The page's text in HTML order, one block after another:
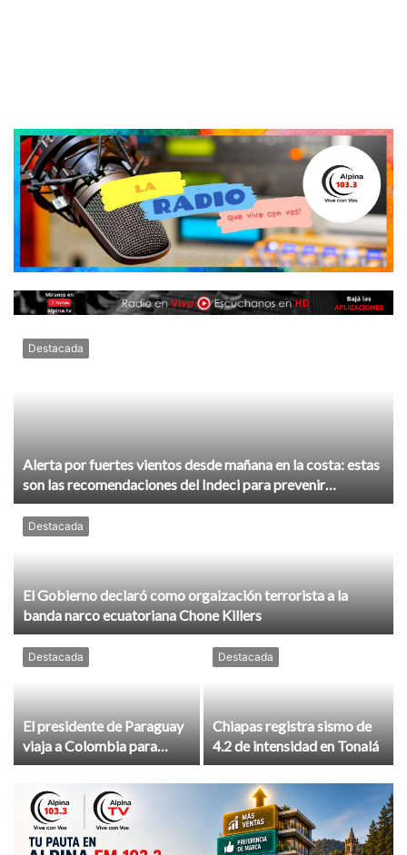
Destacada
Alerta por fuertes vientos desde mañana en la costa: estas
son las recomendaciones del Indeci para prevenir
accidentes
Destacada
El Gobierno declaró como orgaización terrorista a la
banda narco ecuatoriana Chone Killers
Destacada
El presidente de Paraguay
viaja a Colombia para
asistir a investidura de De
Destacada
Chiapas registra sismo de
4.2 de intensidad en Tonalá